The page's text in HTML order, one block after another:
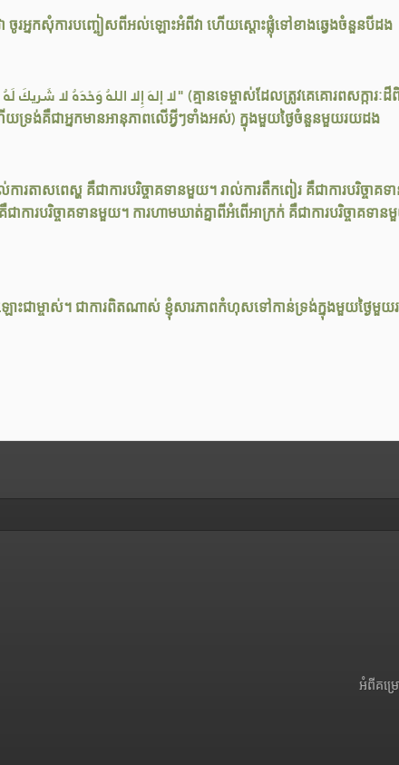
ចូរអ្នកសុំការបញ្ចៀសពីអល់ឡោះអំពីវា ហើយស្តោះផ្លុំទៅខាងឆ្វេងចំនួនបីដង
ើយទ្រង់គឺជាអ្នកមានអានុភាពលើអ្វីៗទាំងអស់) ក្នុងមួយថ្ងៃចំនួនមួយរយដង
តាសពេស្ហ គឺជាការបរិច្ចាគទានមួយ។ រាល់ការតឹកពៀរ គឺជាការបរិច្ចាគទ
ាការបរិច្ចាគទានមួយ។ ការហាមឃាត់គ្នាពីអំពើអាក្រក់ គឺជាការបរិច្ចាគ
ាម្ចាស់។ ជាការពិតណាស់ ខ្ញុំសារភាពកំហុសទៅកាន់ទ្រង់ក្នុងមួយថ្ងៃមួ
អំពី​គម្